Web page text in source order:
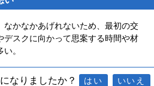
なかなかあげれないため、最初の交
デスクに向かって思案する時間や材
。
なりましたか？